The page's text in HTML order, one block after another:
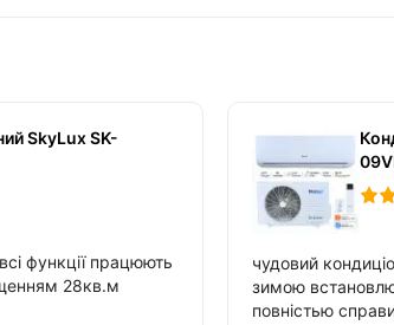
SkyLux SK-
функції працюють
28кв.м
чудовий
зимою
повністью